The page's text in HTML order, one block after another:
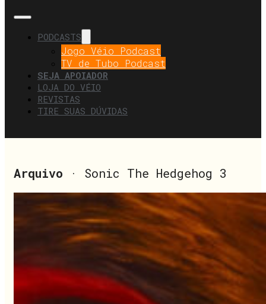
PODCASTS
Jogo Véio Podcast
TV de Tubo Podcast
SEJA APOIADOR
LOJA DO VÉIO
REVISTAS
TIRE SUAS DÚVIDAS
Arquivo · Sonic The Hedgehog 3